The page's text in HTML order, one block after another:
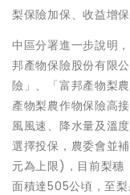
梨保險加保、收益增
中區分署進一步說明
邦產物保險股份有限
險」、「富邦產物梨
產物梨農作物保險高
風風速、降水量及溫
選擇投保，農委會並
元為上限)，目前梨穗
面積達505公頃，至